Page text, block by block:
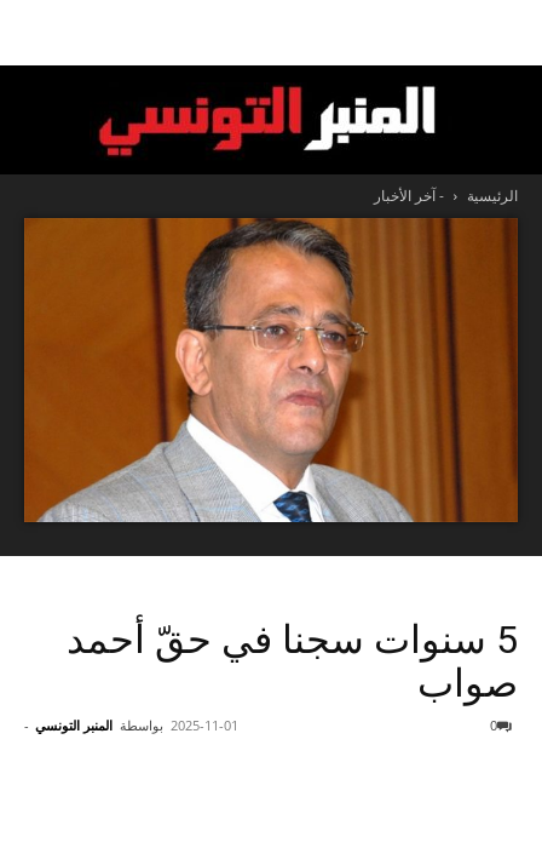
المنبر
التونسي
الرئيسية - آخر الأخبار
5 سنوات سجنا في حقّ أحمد
صواب
بواسطة المنبر التونسي - 2025-11-01 0